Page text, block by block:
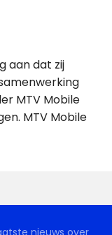
aan dat zij
MTV Mobile
MTV Mobile
nieuws over